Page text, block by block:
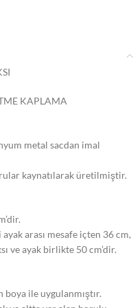
KAPLAMA
metal sacdan imal
kaynatılarak üretilmiştir.
arası mesafe içten 36 cm,
ve ayak birlikte 50 cm’dir.
ile uygulanmıştır.